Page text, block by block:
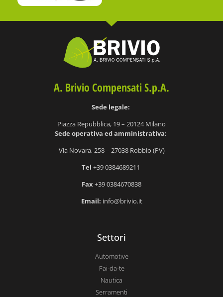
A. Brivio Compensati S.p.A.
Sede legale:
Piazza Repubblica, 19 – 20124 Milano
Sede operativa ed amministrativa:
Via Novara, 258 – 27038 Robbio (PV)
Tel +39 0384689211
Fax+39 0384670838
Email: info@brivio.it
Settori
Automotive
Fai-da-te
Nautica
Serramenti